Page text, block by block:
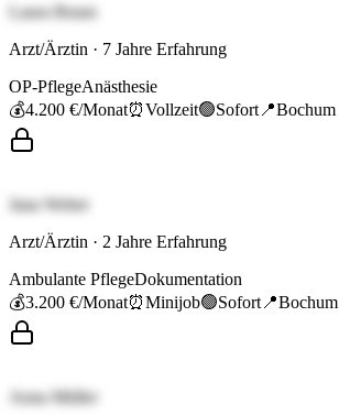
Laura Braun
Arzt/Ärztin · 7 Jahre Erfahrung
OP-PflegeAnästhesie
💰4.200 €/Monat⏰Vollzeit🟢Sofort 📍Bochum
Jana Weber
Arzt/Ärztin · 2 Jahre Erfahrung
Ambulante PflegeDokumentation
💰3.200 €/Monat⏰Minijob🟢Sofort 📍Bochum
Anna Müller